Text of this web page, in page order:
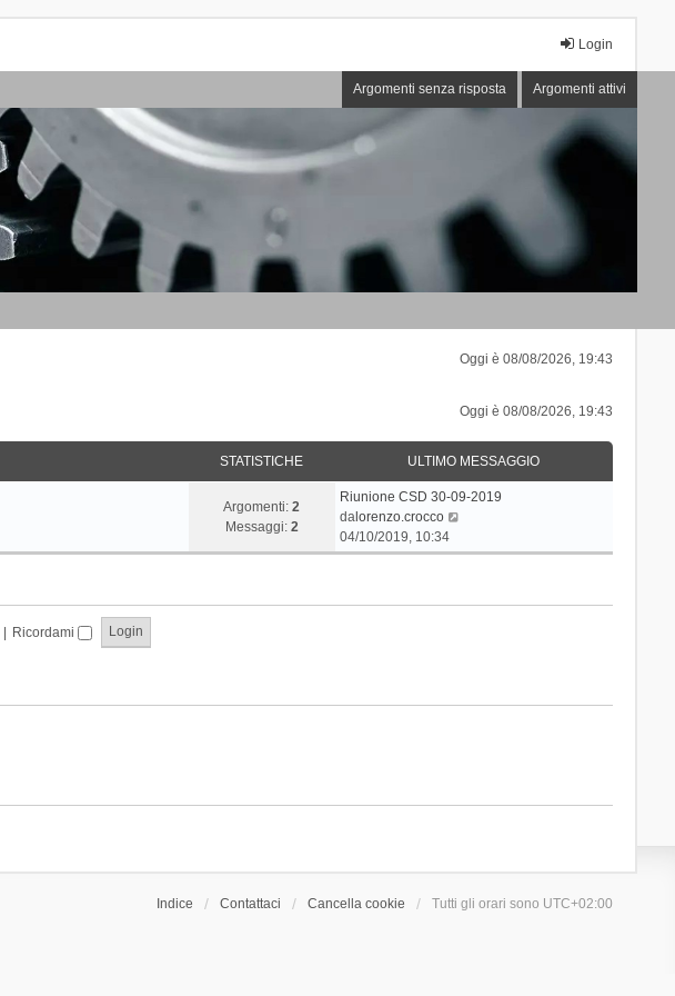
Login
Argomenti senza risposta Argomenti attivi
Oggi è 08/08/2026, 19:43
Oggi è 08/08/2026, 19:43
STATISTICHE ULTIMO MESSAGGIO
Argomenti:2
Messaggi: 2
Riunione CSD 30-09-2019
dalorenzo.crocco
d
o
04/10/2019, 10:34
| Ricordami
Indice Contattaci Cancella cookie Tutti gli orari sono UTC+02:00